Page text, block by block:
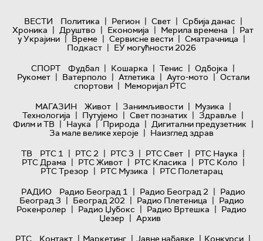
ВЕСТИ Политика | Регион | Свет | Србија данас |
Хроника | Друштво | Економија | Мерила времена | Рат
у Украјини | Време | Сервисне вести | Сматрачница |
Подкаст | ЕУ могућности 2026
СПОРТ
Фудбал | Кошарка | Тенис | Одбојка |
Рукомет | Ватерполо | Атлетика | Ауто-мото | Остали
спортови | Меморијал РТС
МАГАЗИН
Живот | Занимљивости | Музика |
Технологијa | Путујемо | Свет познатих | Здравље |
Филм и ТВ | Наука | Природа | Дигитални предузетник |
За мале велике хероје | Наизглед здрав
ТВ
РТС 1 | РТС 2 | РТС 3 | РТС Свет | РТС Наука |
РТС Драма | РТС Живот | РТС Класика | РТС Коло |
РТС Трезор | РТС Музика | РТС Полетарац
РАДИО
Радио Београд 1 | Радио Београд 2 | Радио
Београд 3 | Београд 202 | Радио Плетеница | Радио
Рокенролер | Радио Џубокс | Радио Вртешка | Радио
Џезер | Архив